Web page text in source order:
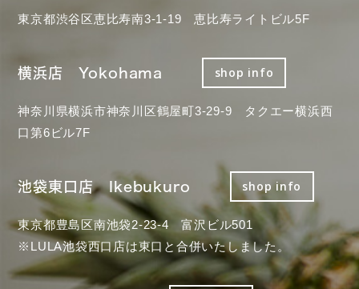
東京都渋谷区恵比寿南3-1-19 恵比寿ライトビル5F
横浜店 Yokohama shop info
神奈川県横浜市神奈川区鶴屋町3-29-9 タクエー横浜西
口第6ビル7F
池袋東口店 Ikebukuro shop info
東京都豊島区南池袋2-23-4 富沢ビル501
※LULA池袋西口店は東口と合併いたしました。